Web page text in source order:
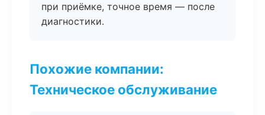
при приёмке, точное время — после
диагностики.
Похожие компании:
Техническое обслуживание